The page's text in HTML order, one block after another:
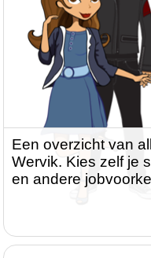
Een overzicht van
Wervik. Kies zelf je
en andere